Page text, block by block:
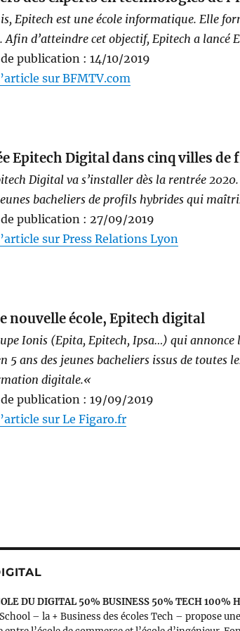
Epitech est une école informatique. Elle
d’atteindre cet objectif, Epitech a lancé
publication : 14/10/2019
sur BFMTV.com
Epitech Digital dans cinq villes de
Digital va s’installer dès la rentrée
bacheliers de profils hybrides qui
publication : 27/09/2019
sur Press Relations Lyon
nouvelle école, Epitech digital
Ionis (Epita, Epitech, Ipsa…) qui annonce
ans des jeunes bacheliers issus de toutes
digitale.«
publication : 19/09/2019
sur Le Figaro.fr
DU DIGITAL 50% BUSINESS 50% TECH 100%
– la + Business des écoles Tech – propose